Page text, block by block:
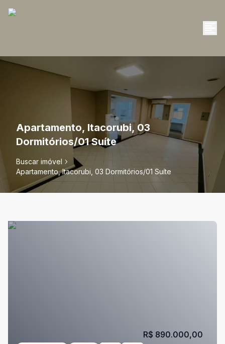
Apartamento, Itacorubi, 03
Dormitórios/01 Suíte
Buscar imóvel
Apartamento, Itacorubi, 03 Dormitórios/01 Suíte
R$ 890.000,00